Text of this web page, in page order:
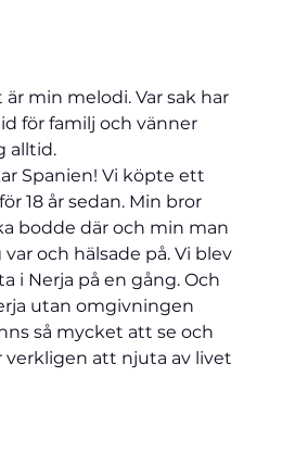
är min melodi. Var sak har
för familj och vänner
alltid.
Spanien! Vi köpte ett
för 18 år sedan. Min bror
bodde där och min man
var och hälsade på. Vi blev
i Nerja på en gång. Och
utan omgivningen
så mycket att se och
verkligen att njuta av livet